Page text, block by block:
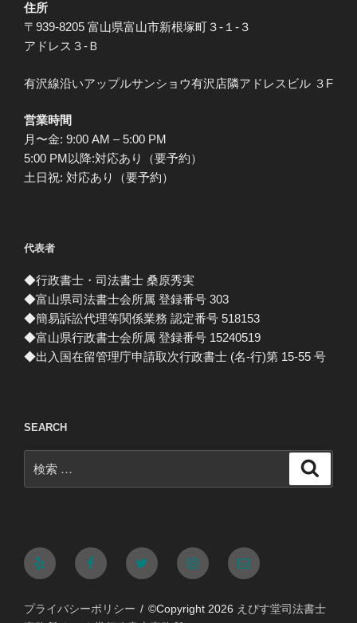
住所
〒939-8205 富山県富山市新根塚町３-１-３
アドレス３-Ｂ
有沢線沿いアップルサンショウ有沢店隣アドレスビル ３F
営業時間
月〜金: 9:00 AM – 5:00 PM
5:00 PM以降:対応あり（要予約）
土日祝: 対応あり（要予約）
代表者
◆行政書士・司法書士 桑原秀実
◆富山県司法書士会所属 登録番号 303
◆簡易訴訟代理等関係業務 認定番号 518153
◆富山県行政書士会所属 登録番号 15240519
◆出入国在留管理庁申請取次行政書士 (名-行)第 15-55 号
SEARCH
索:
Yelp FacebookTwitter Instagram
メ
ル
プライバシーポリシー ©Copyright 2026 えびす堂司法書士